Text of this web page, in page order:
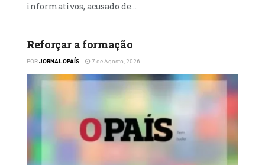
informativos, acusado de...
Reforçar a formação
PORJORNAL OPAÍS 7 de Agosto, 2026